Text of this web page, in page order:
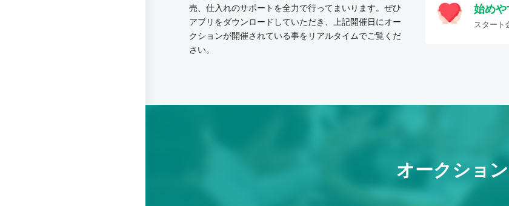
始め
スタート
売、仕入れのサポートを全力で行ってまいります。ぜひ
アプリをダウンロードしていただき、上記開催日にオー
クションが開催されている事をリアルタイムでご覧くだ
さい。
オークショ